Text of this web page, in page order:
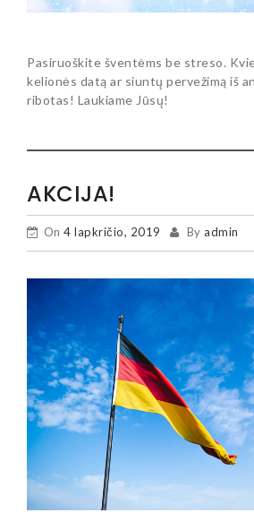
Pasiruoškite šventėms be streso.
kelionės datą ar siuntų pervežimą iš
ribotas! Laukiame Jūsų!
AKCIJA!
On 4 lapkričio, 2019 By admin